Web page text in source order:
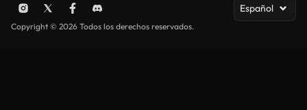
Español
Copyright © 2026 Todos los derechos reservados.